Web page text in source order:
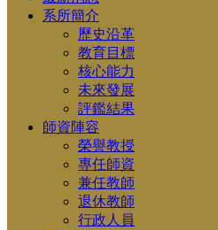
系所簡介
歷史沿革
教育目標
核心能力
未來發展
評鑑結果
師資陣容
榮譽教授
專任師資
兼任教師
退休教師
行政人員